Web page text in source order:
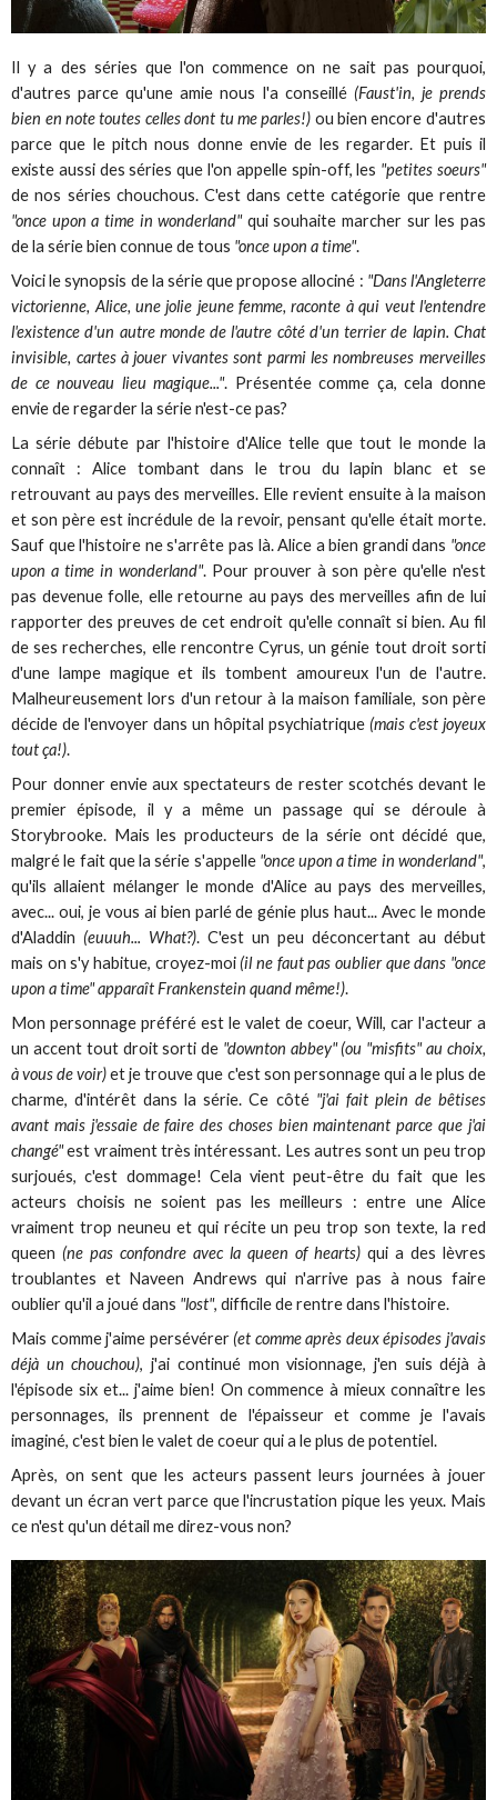
Il y a des séries que l'on commence on ne sait pas pourquoi,
d'autres parce qu'une amie nous l'a conseillé (Faust'in, je prends
bien en note toutes celles dont tu me parles!) ou bien encore d'autres
parce que le pitch nous donne envie de les regarder. Et puis il
existe aussi des séries que l'on appelle spin-off, les "petites soeurs"
de nos séries chouchous. C'est dans cette catégorie que rentre
"once upon a time in wonderland"qui souhaite marcher sur les pas
de la série bien connue de tous "once upon a time".
Voici le synopsis de la série que propose allociné : "Dans l'Angleterre
victorienne, Alice, une jolie jeune femme, raconte à qui veut l'entendre
l'existence d'un autre monde de l'autre côté d'un terrier de lapin. Chat
invisible, cartes à jouer vivantes sont parmi les nombreuses merveilles
de ce nouveau lieu magique...". Présentée comme ça, cela donne
envie de regarder la série n'est-ce pas?
La série débute par l'histoire d'Alice telle que tout le monde la
connaît : Alice tombant dans le trou du lapin blanc et se
retrouvant au pays des merveilles. Elle revient ensuite à la maison
et son père est incrédule de la revoir, pensant qu'elle était morte.
Sauf que l'histoire ne s'arrête pas là. Alice a bien grandi dans "once
upon a time in wonderland". Pour prouver à son père qu'elle n'est
pas devenue folle, elle retourne au pays des merveilles afin de lui
rapporter des preuves de cet endroit qu'elle connaît si bien. Au fil
de ses recherches, elle rencontre Cyrus, un génie tout droit sorti
d'une lampe magique et ils tombent amoureux l'un de l'autre.
Malheureusement lors d'un retour à la maison familiale, son père
décide de l'envoyer dans un hôpital psychiatrique (mais c'est joyeux
tout ça!).
Pour donner envie aux spectateurs de rester scotchés devant le
premier épisode, il y a même un passage qui se déroule à
Storybrooke. Mais les producteurs de la série ont décidé que,
malgré le fait que la série s'appelle "once upon a time in wonderland",
qu'ils allaient mélanger le monde d'Alice au pays des merveilles,
avec... oui, je vous ai bien parlé de génie plus haut... Avec le monde
d'Aladdin (euuuh... What?). C'est un peu déconcertant au début
mais on s'y habitue, croyez-moi(il ne faut pas oublier que dans "once
upon a time" apparaît Frankenstein quand même!).
Mon personnage préféré est le valet de coeur, Will, car l'acteur a
un accent tout droit sorti de "downton abbey" (ou "misfits" au choix,
à vous de voir)et je trouve que c'est son personnage qui a le plus de
charme, d'intérêt dans la série. Ce côté "j'ai fait plein de bêtises
avant mais j'essaie de faire des choses bien maintenant parce que j'ai
changé"est vraiment très intéressant. Les autres sont un peu trop
surjoués, c'est dommage! Cela vient peut-être du fait que les
acteurs choisis ne soient pas les meilleurs : entre une Alice
vraiment trop neuneu et qui récite un peu trop son texte, la red
queen (ne pas confondre avec la queen of hearts)qui a des lèvres
troublantes et Naveen Andrews qui n'arrive pas à nous faire
oublier qu'il a joué dans "lost", difficile de rentre dans l'histoire.
Mais comme j'aime persévérer(et comme après deux épisodes j'avais
déjà un chouchou), j'ai continué mon visionnage, j'en suis déjà à
l'épisode six et... j'aime bien! On commence à mieux connaître les
personnages, ils prennent de l'épaisseur et comme je l'avais
imaginé, c'est bien le valet de coeur qui a le plus de potentiel.
Après, on sent que les acteurs passent leurs journées à jouer
devant un écran vert parce que l'incrustation pique les yeux. Mais
ce n'est qu'un détail me direz-vous non?